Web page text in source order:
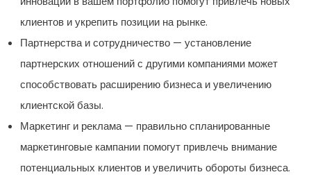
клиентов и укрепить позиции на рынке.
Партнерства и сотрудничество — установление
партнерских отношений с другими компаниями может
способствовать расширению бизнеса и увеличению
клиентской базы.
Маркетинг и реклама — правильно спланированные
маркетинговые кампании помогут привлечь внимание
потенциальных клиентов и увеличить обороты бизнеса.